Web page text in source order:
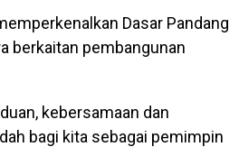
Dasar Pandang
berkaitan pembangunan
kebersamaan dan
bagi kita sebagai pemimpin